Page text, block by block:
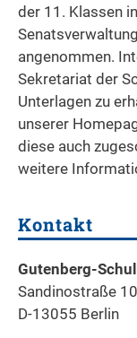
der 11. Klassen
angenommen.
Sekretariat der
Unterlagen zu
unserer
diese auch
weitere
Kontakt
Gutenberg-
Sandinostraße 10
D-13055 Berlin